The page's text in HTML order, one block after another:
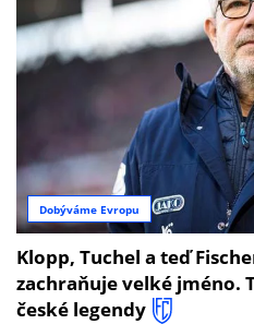
Dobýváme Evropu
Klopp, Tuchel a teď
zachraňuje velké jméno.
české legendy